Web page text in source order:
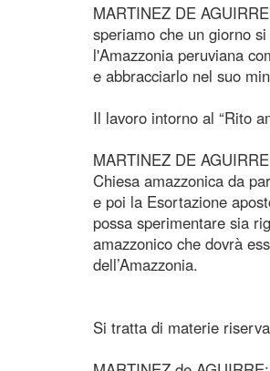
MARTINEZ DE
speriamo che un giorno
l'Amazzonia peruviana
e abbracciarlo nel suo
Il lavoro intorno al “Rito
MARTINEZ DE
Chiesa amazzonica da
e poi la Esortazione
possa sperimentare sia
amazzonico che dovrà
dell’Amazzonia.
Si tratta di materie